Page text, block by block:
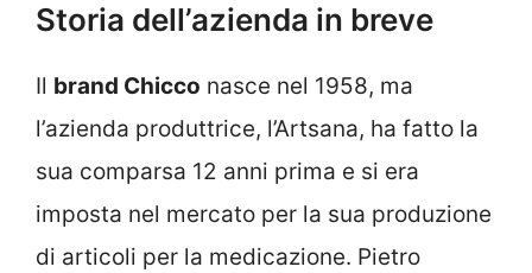
Storia dell’azienda in breve
Il brand Chicco nasce nel 1958, ma
l’azienda produttrice, l’Artsana, ha fatto la
sua comparsa 12 anni prima e si era
imposta nel mercato per la sua produzione
di articoli per la medicazione. Pietro